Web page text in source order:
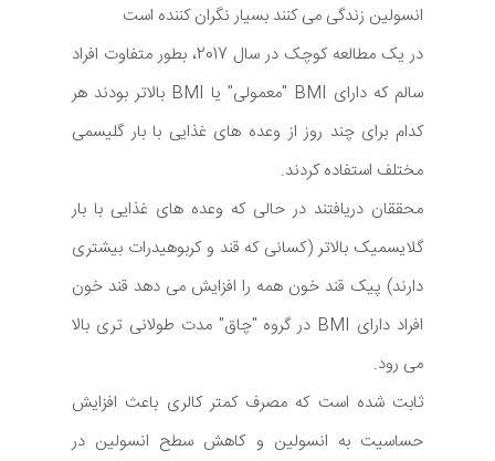
انسولین زندگی می کنند بسیار نگران کننده است
در یک مطالعه کوچک در سال 2017، بطور متفاوت افراد
سالم که دارای BMI "معمولی" یا BMI بالاتر بودند هر
کدام برای چند روز از وعده های غذایی با بار گلیسمی
مختلف استفاده کردند.
محققان دریافتند در حالی که وعده های غذایی با بار
گلایسمیک بالاتر (کسانی که قند و کربوهیدرات بیشتری
دارند) پیک قند خون همه را افزایش می دهد قند خون
افراد دارای BMI در گروه "چاق" مدت طولانی تری بالا
می رود.
ثابت شده است که مصرف کمتر کالری باعث افزایش
حساسیت به انسولین و کاهش سطح انسولین در